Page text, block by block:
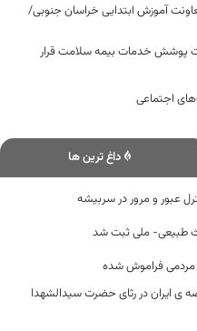
آموزش ابتدایی خراسان جنوبی/
پوشش خدمات بیمه سلامت قرار
اجتماعی
داغ ترین ها
عبور و مرور در سربیشه
طبیعی- ملی ثبت شد
مردمی فراموش شده
ی ایران در رثای حضرت سیدالشهدا